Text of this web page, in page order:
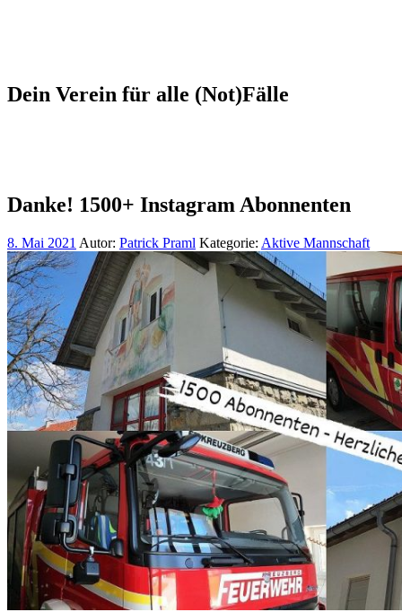
Dein Verein für alle (Not)Fälle
Danke! 1500+ Instagram Abonnenten
8. Mai 2021 Autor: Patrick Praml Kategorie: Aktive Mannschaft